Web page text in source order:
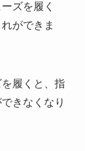
ズを履く
ができま
履くと、指
きなくなり